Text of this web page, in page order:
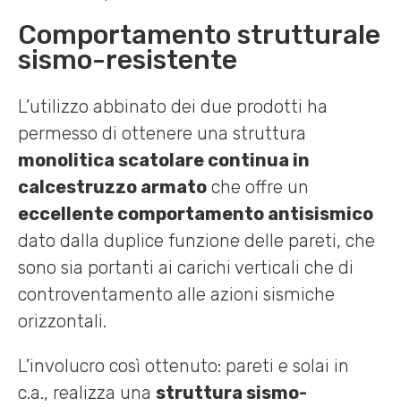
Comportamento strutturale
sismo-resistente
L’utilizzo abbinato dei due prodotti ha
permesso di ottenere una struttura
monolitica scatolare continua in
calcestruzzo armato che offre un
eccellente comportamento antisismico
dato dalla duplice funzione delle pareti, che
sono sia portanti ai carichi verticali che di
controventamento alle azioni sismiche
orizzontali.
L’involucro così ottenuto: pareti e solai in
c.a., realizza una struttura sismo-